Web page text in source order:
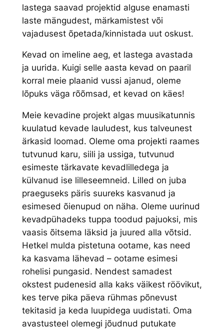
lastega saavad projektid alguse enamasti
laste mängudest, märkamistest või
vajadusest õpetada/kinnistada uut oskust.
Kevad on imeline aeg, et lastega avastada
ja uurida. Kuigi selle aasta kevad on paaril
korral meie plaanid vussi ajanud, oleme
lõpuks väga rõõmsad, et kevad on käes!
Meie kevadine projekt algas muusikatunnis
kuulatud kevade lauludest, kus talveunest
ärkasid loomad. Oleme oma projekti raames
tutvunud karu, siili ja ussiga, tutvunud
esimeste tärkavate kevadlilledega ja
külvanud ise lilleseemneid. Lilled on juba
praeguseks päris suureks kasvanud ja
esimesed õienupud on näha. Oleme uurinud
kevadpühadeks tuppa toodud pajuoksi, mis
vaasis õitsema läksid ja juured alla võtsid.
Hetkel mulda pistetuna ootame, kas need
ka kasvama lähevad – ootame esimesi
rohelisi pungasid. Nendest samadest
okstest pudenesid alla kaks väikest röövikut,
kes terve pika päeva rühmas põnevust
tekitasid ja keda luupidega uudistati. Oma
avastusteel olemegi jõudnud putukate